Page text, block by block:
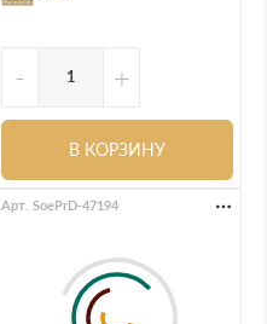
- +
В КОРЗИНУ
Арт. SoePrD-47194